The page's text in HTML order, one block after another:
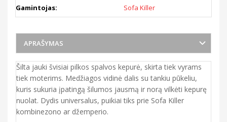
Gamintojas: Sofa Killer
APRAŠYMAS
Šilta jauki švisiai pilkos spalvos kepurė, skirta tiek vyrams
tiek moterims. Medžiagos vidinė dalis su tankiu pūkeliu,
kuris sukuria įpatingą šilumos jausmą ir norą vilkėti kepurę
nuolat. Dydis universalus, puikiai tiks prie Sofa Killer
kombinezono ar džemperio.